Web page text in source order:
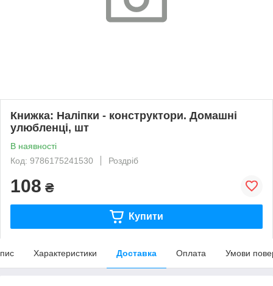
Книжка: Наліпки - конструктори. Домашні
улюбленці, шт
В наявності
Код: 9786175241530
Роздріб
108 ₴
Купити
Характеристики Доставка Оплата Умови